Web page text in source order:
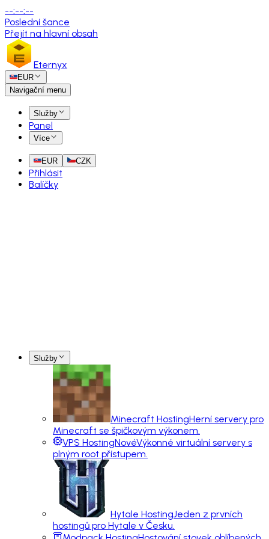
--:--:--
Poslední šance
Přejít na hlavní obsah
Eternyx
EUR
Navigační menu
Služby
Panel
Více
EUR CZK
Přihlásit
Balíčky
Služby
Minecraft HostingHerní servery pro
Minecraft se špičkovým výkonem.
VPS HostingNovéVýkonné virtuální servery s
plným root přístupem.
Hytale HostingJeden z prvních
hostingů pro Hytale v Česku.